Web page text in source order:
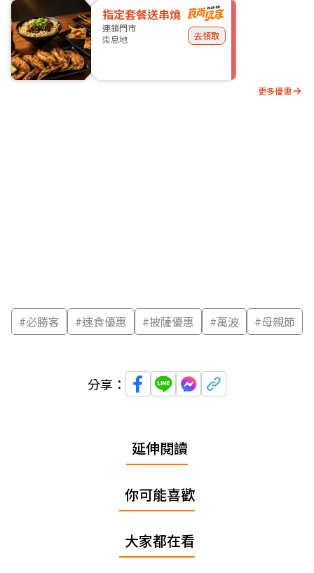
指定套餐送串燒
連鎖門市
柒息地
去領取
更多優惠
#必勝客 #速食優惠 #披薩優惠 #萬波 #母親節
分享：
延伸閱讀
你可能喜歡
大家都在看